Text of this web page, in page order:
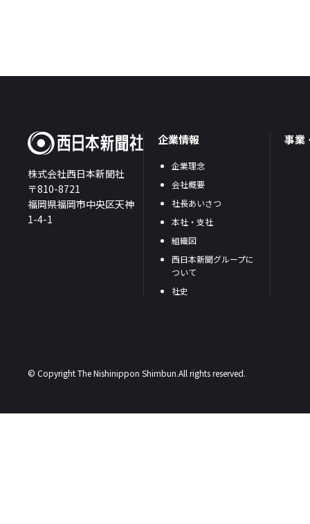
株式会社西日本新聞社
〒810-8721
福岡県福岡市中央区天神
1-4-1
企業情報
企業理念
会社概要
社長あいさつ
本社・支社
組織図
西日本新聞グループに
ついて
社史
事業
© Copyright The Nishinippon Shimbun.All rights reserved.